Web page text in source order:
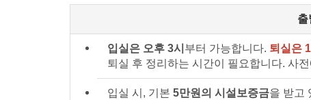
출
입실은 오후 3시 부터 가능합니다. 퇴실은
퇴실 후 정리하는 시간이 필요합니다. 사
입실 시, 기본 5만원의 시설보증금을 받고